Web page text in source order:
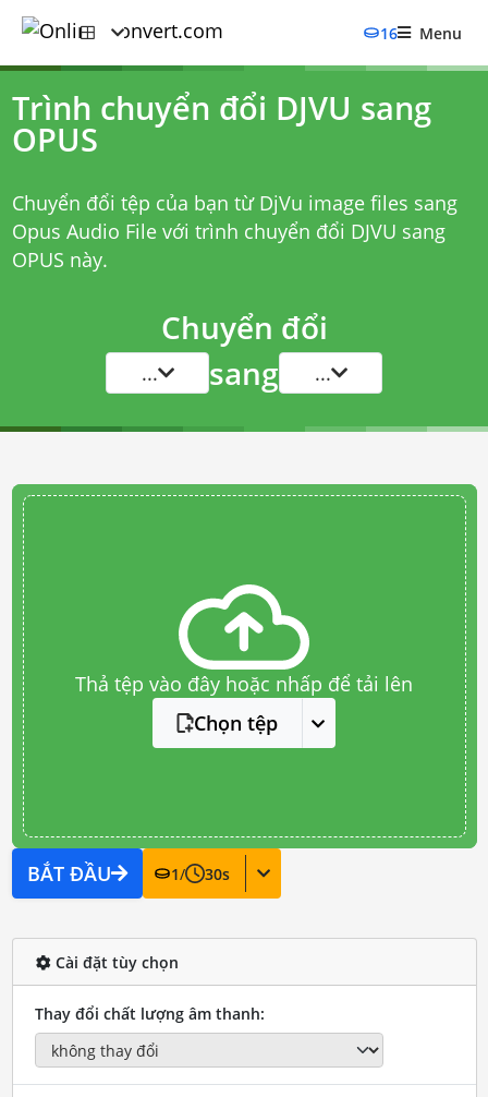
16 Menu
Trình chuyển đổi DJVU sang
OPUS
Chuyển đổi tệp của bạn từ DjVu image files sang
Opus Audio File với trình chuyển đổi DJVU sang
OPUS này.
Chuyển đổi
... sang ...
Thả tệp vào đây hoặc nhấp để tải lên
Chọn tệp
BẮT ĐẦU 1/ 30s
Cài đặt tùy chọn
Thay đổi chất lượng âm thanh: